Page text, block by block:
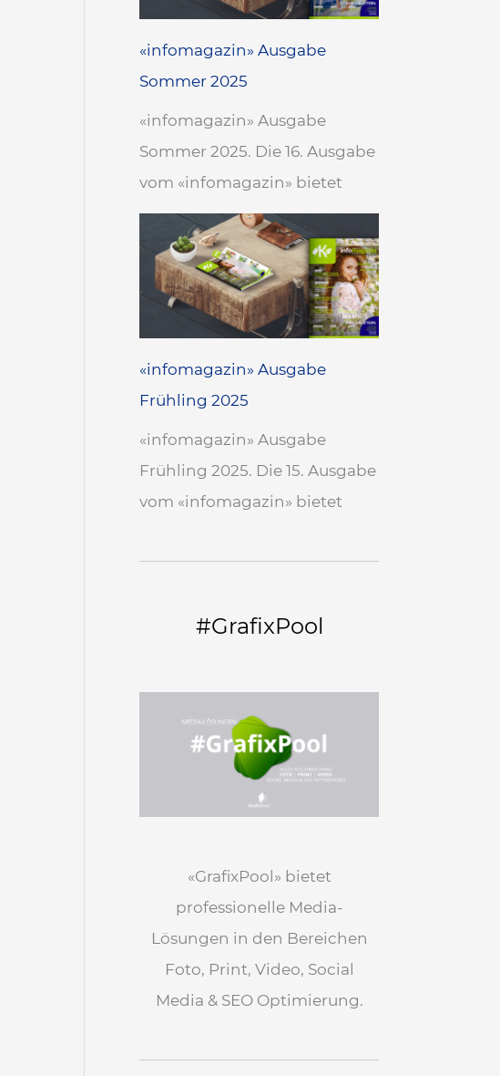
«infomagazin» Ausgabe
Sommer 2025
«infomagazin» Ausgabe
Sommer 2025. Die 16. Ausgabe
vom «infomagazin» bietet
«infomagazin» Ausgabe
Frühling 2025
«infomagazin» Ausgabe
Frühling 2025. Die 15. Ausgabe
vom «infomagazin» bietet
#GrafixPool
«GrafixPool» bietet
professionelle Media-
Lösungen in den Bereichen
Foto, Print, Video, Social
Media & SEO Optimierung.